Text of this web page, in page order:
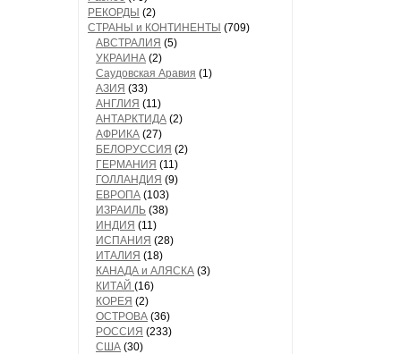
РЕКОРДЫ (2)
СТРАНЫ и КОНТИНЕНТЫ (709)
АВСТРАЛИЯ (5)
УКРАИНА (2)
Саудовская Аравия (1)
АЗИЯ (33)
АНГЛИЯ (11)
АНТАРКТИДА (2)
АФРИКА (27)
БЕЛОРУССИЯ (2)
ГЕРМАНИЯ (11)
ГОЛЛАНДИЯ (9)
ЕВРОПА (103)
ИЗРАИЛЬ (38)
ИНДИЯ (11)
ИСПАНИЯ (28)
ИТАЛИЯ (18)
КАНАДА и АЛЯСКА (3)
КИТАЙ (16)
КОРЕЯ (2)
ОСТРОВА (36)
РОССИЯ (233)
США (30)